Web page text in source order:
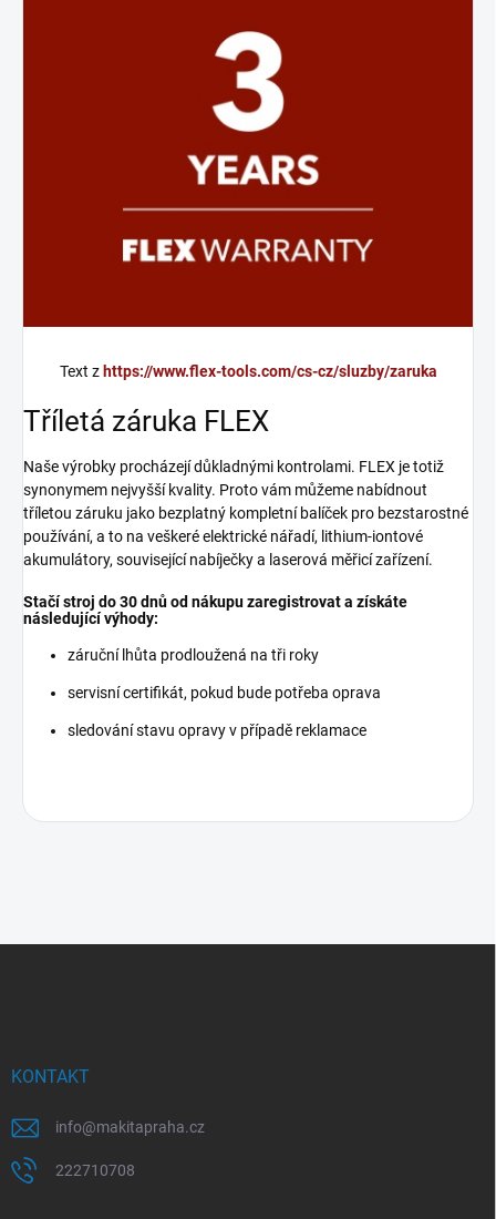
Text z https://www.flex-tools.com/cs-cz/sluzby/zaruka
Tříletá záruka FLEX
Naše výrobky procházejí důkladnými kontrolami. FLEX je totiž
synonymem nejvyšší kvality. Proto vám můžeme nabídnout
tříletou záruku jako bezplatný kompletní balíček pro bezstarostné
používání, a to na veškeré elektrické nářadí, lithium-iontové
akumulátory, související nabíječky a laserová měřicí zařízení.
Stačí stroj do 30 dnů od nákupu zaregistrovat a získáte
následující výhody:
záruční lhůta prodloužená na tři roky
servisní certifikát, pokud bude potřeba oprava
sledování stavu opravy v případě reklamace
KONTAKT
info@makitapraha.cz
222710708